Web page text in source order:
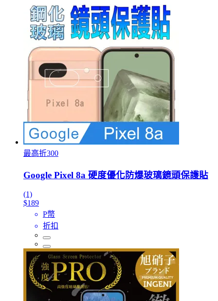
最高折300
Google Pixel 8a 硬度優化防爆玻璃鏡頭保護貼
(1)
$189
P幣
折扣